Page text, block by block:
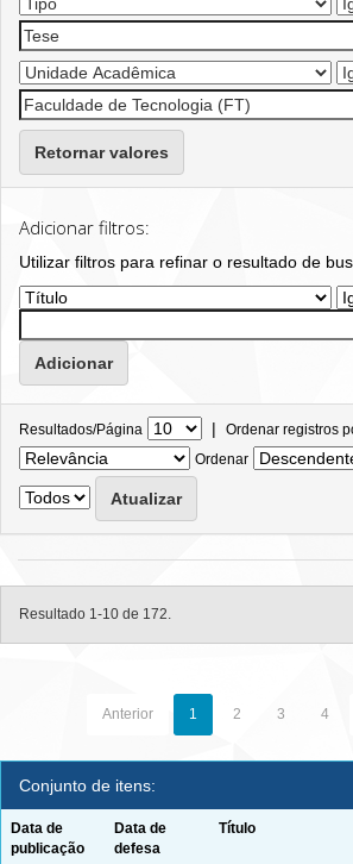
Retornar valores
Adicionar filtros:
Utilizar filtros para refinar o resultado de
Resultados/Página | Ordenar registros
Ordenar
Resultado 1-10 de 172.
Anterior 1 2 3 4
Conjunto de itens:
Data de
publicação
Data de
defesa
Título